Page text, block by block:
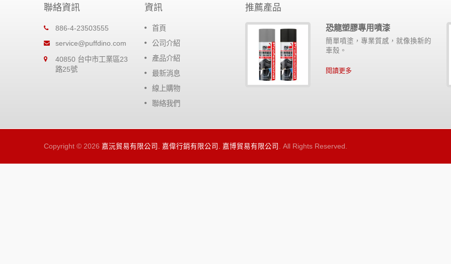
聯絡資訊
886-4-23503555
service@puffdino.com
40850 台中市工業區23
路25號
資訊
首頁
公司介紹
產品介紹
最新消息
線上購物
聯絡我們
推薦產品
恐龍超潤滑矽油
高粘度矽油提供零配件極佳的潤滑
屬都很安全。
恐龍塑膠專用噴漆
簡單噴塗，專業質感，就像換新的
車殼。
閱讀更多
Copyright © 2026 嘉沅貿易有限公司. 嘉偉行銷有限公司. 嘉博貿易有限公司 . All Rights Reserved.